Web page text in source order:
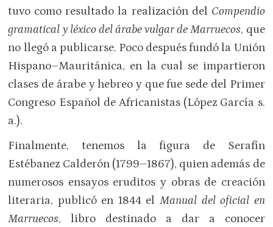
tuvo como resultado la realización del Compendio
gramatical y léxico del árabe vulgar de Marruecos, que
no llegó a publicarse. Poco después fundó la Unión
Hispano–Mauritánica, en la cual se impartieron
clases de árabe y hebreo y que fue sede del Primer
Congreso Español de Africanistas (López García s.
a.).
Finalmente, tenemos la figura de Serafín
Estébanez Calderón (1799–1867), quien además de
numerosos ensayos eruditos y obras de creación
literaria, publicó en 1844 elManual del oficial en
Marruecos, libro destinado a dar a conocer